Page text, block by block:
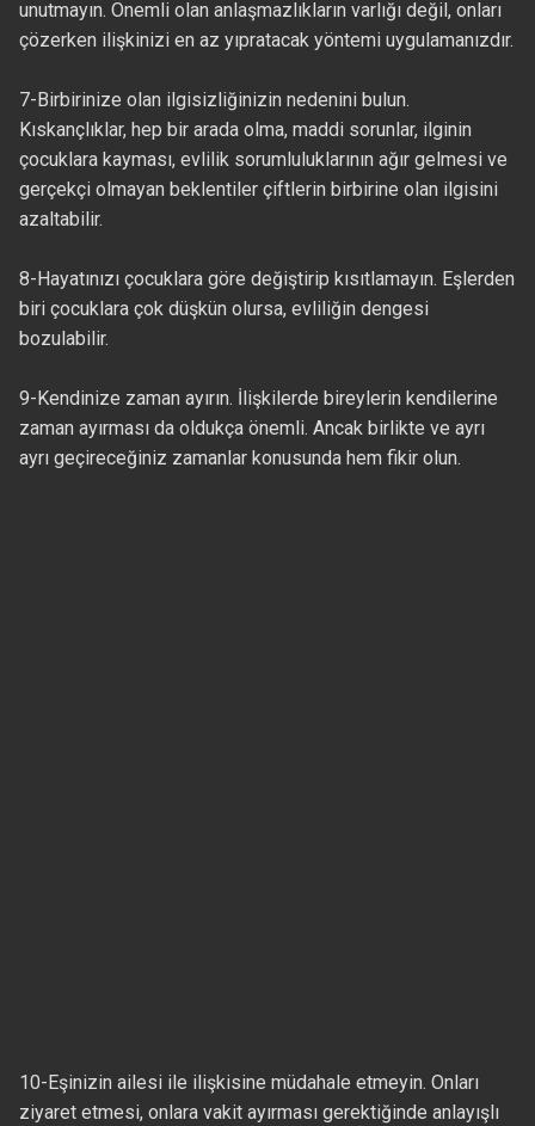
unutmayın. Önemli olan anlaşmazlıkların varlığı değil, onları
çözerken ilişkinizi en az yıpratacak yöntemi uygulamanızdır.
7-Birbirinize olan ilgisizliğinizin nedenini bulun.
Kıskançlıklar, hep bir arada olma, maddi sorunlar, ilginin
çocuklara kayması, evlilik sorumluluklarının ağır gelmesi ve
gerçekçi olmayan beklentiler çiftlerin birbirine olan ilgisini
azaltabilir.
8-Hayatınızı çocuklara göre değiştirip kısıtlamayın. Eşlerden
biri çocuklara çok düşkün olursa, evliliğin dengesi
bozulabilir.
9-Kendinize zaman ayırın. İlişkilerde bireylerin kendilerine
zaman ayırması da oldukça önemli. Ancak birlikte ve ayrı
ayrı geçireceğiniz zamanlar konusunda hem fikir olun.
10-Eşinizin ailesi ile ilişkisine müdahale etmeyin. Onları
ziyaret etmesi, onlara vakit ayırması gerektiğinde anlayışlı